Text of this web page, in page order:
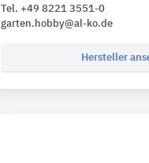
Tel. +49 8221 3551-0
garten.hobby@al-ko.de
Hersteller